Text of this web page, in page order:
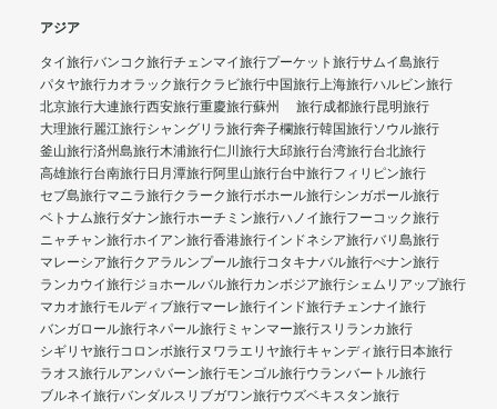
アジア
タイ旅行バンコク旅行チェンマイ旅行プーケット旅行サムイ島旅行
パタヤ旅行カオラック旅行クラビ旅行中国旅行上海旅行ハルビン旅行
北京旅行大連旅行西安旅行重慶旅行蘇州 旅行成都旅行昆明旅行
大理旅行麗江旅行シャングリラ旅行奔子欄旅行韓国旅行ソウル旅行
釜山旅行済州島旅行木浦旅行仁川旅行大邱旅行台湾旅行台北旅行
高雄旅行台南旅行日月潭旅行阿里山旅行台中旅行フィリピン旅行
セブ島旅行マニラ旅行クラーク旅行ボホール旅行シンガポール旅行
ベトナム旅行ダナン旅行ホーチミン旅行ハノイ旅行フーコック旅行
ニャチャン旅行ホイアン旅行香港旅行インドネシア旅行バリ島旅行
マレーシア旅行クアラルンプール旅行コタキナバル旅行ぺナン旅行
ランカウイ旅行ジョホールバル旅行カンボジア旅行シェムリアップ旅行
マカオ旅行モルディブ旅行マーレ旅行インド旅行チェンナイ旅行
バンガロール旅行ネパール旅行 ミャンマー旅行スリランカ旅行
シギリヤ旅行コロンボ旅行ヌワラエリヤ旅行キャンディ旅行日本旅行
ラオス旅行ルアンパバーン旅行モンゴル旅行ウランバートル旅行
ブルネイ旅行バンダルスリブガワン旅行ウズベキスタン旅行